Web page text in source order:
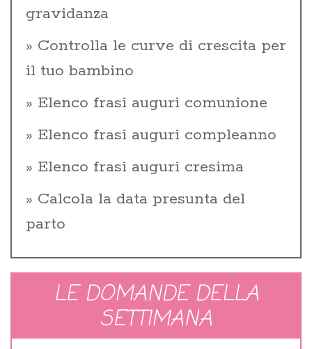
gravidanza
Controlla le curve di crescita per
il tuo bambino
Elenco frasi auguri comunione
Elenco frasi auguri compleanno
Elenco frasi auguri cresima
Calcola la data presunta del
parto
LE DOMANDE DELLA
SETTIMANA